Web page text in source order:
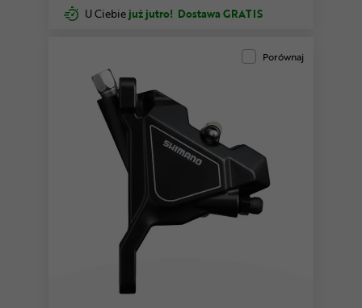
U Ciebie już jutro! Dostawa GRATIS
Porównaj